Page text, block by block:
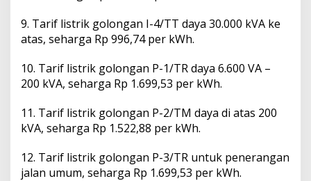
9.⁠ ⁠⁠Tarif listrik golongan I-4/TT daya 30.000 kVA ke
atas, seharga Rp 996,74 per kWh.
10.⁠ ⁠⁠Tarif listrik golongan P-1/TR daya 6.600 VA –
200 kVA, seharga Rp 1.699,53 per kWh.
11.⁠ ⁠⁠Tarif listrik golongan P-2/TM daya di atas 200
kVA, seharga Rp 1.522,88 per kWh.
12.⁠ ⁠⁠Tarif listrik golongan P-3/TR untuk penerangan
jalan umum, seharga Rp 1.699,53 per kWh.